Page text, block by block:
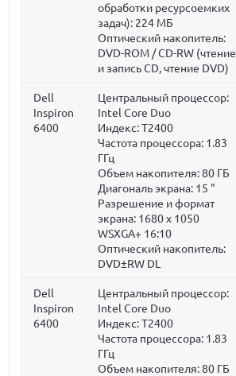
обработки ресурсоемких
задач): 224 МБ
Оптический накопитель:
DVD-ROM / CD-RW (чтение
и запись CD, чтение DVD)
Dell
Inspiron
6400
Центральный процессор:
Intel Core Duo
Индекс: T2400
Частота процессора: 1.83
ГГц
Объем накопителя:80 ГБ
Диагональ экрана: 15 "
Разрешение и формат
экрана: 1680 x 1050
WSXGA+ 16:10
Оптический накопитель:
DVD±RW DL
Dell
Inspiron
6400
Центральный процессор:
Intel Core Duo
Индекс: T2400
Частота процессора: 1.83
ГГц
Объем накопителя:80 ГБ